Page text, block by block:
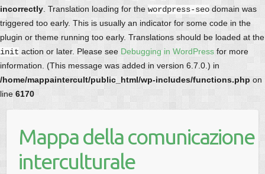
incorrectly . Translation loading for the wordpress-seo domain was
triggered too early. This is usually an indicator for some code in the
plugin or theme running too early. Translations should be loaded at the
init action or later. Please see Debugging in WordPress for more
information. (This message was added in version 6.7.0.) in
/home/mappaintercult/public_html/wp-includes/functions.php on
line 6170
Mappa della comunicazione
interculturale